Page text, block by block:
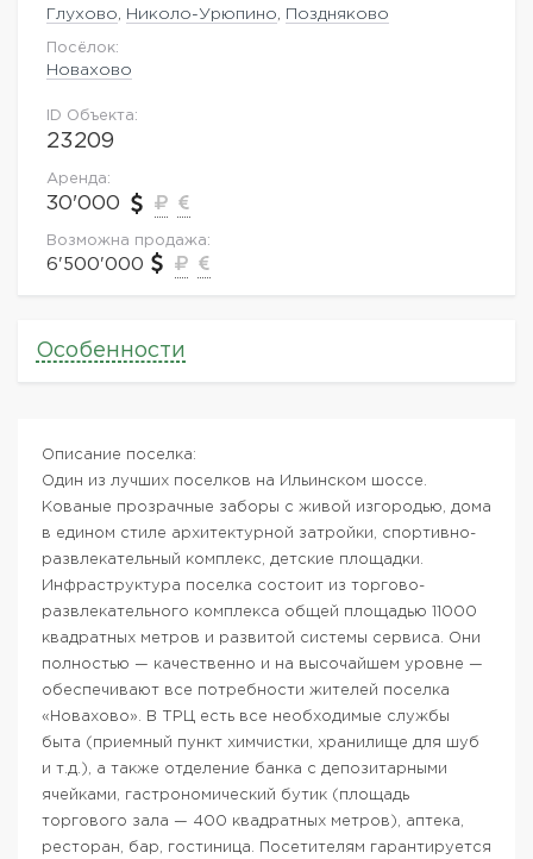
Глухово Николо-Урюпино Поздняково
Посёлок:
Новахово
ID Объекта:
23209
Аренда:
30'000
Возможна продажа:
6'500'000
Особенности
Описание поселка:
Один из лучших поселков на Ильинском шоссе.
Кованые прозрачные заборы с живой изгородью, дома
в едином стиле архитектурной затройки, спортивно-
развлекательный комплекс, детские площадки.
Инфраструктура поселка состоит из торгово-
развлекательного комплекса общей площадью 11000
квадратных метров и развитой системы сервиса. Они
полностью — качественно и на высочайшем уровне —
обеспечивают все потребности жителей поселка
«Новахово». В ТРЦ есть все необходимые службы
быта (приемный пункт химчистки, хранилище для шуб
и т.д.), а также отделение банка с депозитарными
ячейками, гастрономический бутик (площадь
торгового зала — 400 квадратных метров), аптека,
ресторан, бар, гостиница. Посетителям гарантируется